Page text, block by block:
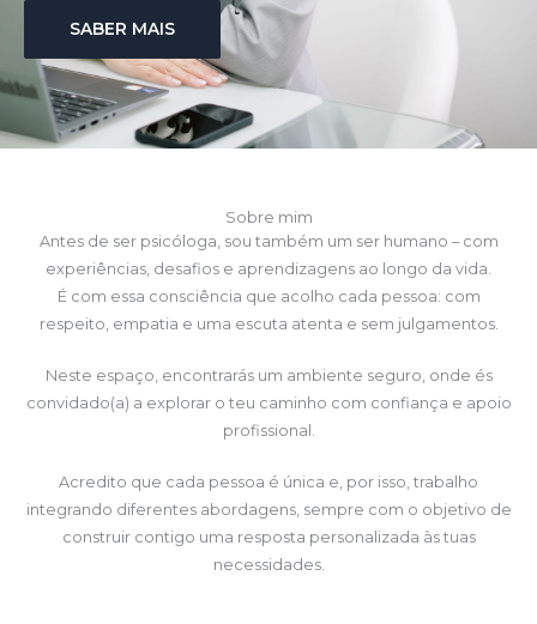
SABER MAIS
Sobre mim
Antes de ser psicóloga, sou também um ser humano – com
experiências, desafios e aprendizagens ao longo da vida.
É com essa consciência que acolho cada pessoa: com
respeito, empatia e uma escuta atenta e sem julgamentos.
Neste espaço, encontrarás um ambiente seguro, onde és
convidado(a) a explorar o teu caminho com confiança e apoio
profissional.
Acredito que cada pessoa é única e, por isso, trabalho
integrando diferentes abordagens, sempre com o objetivo de
construir contigo uma resposta personalizada às tuas
necessidades.